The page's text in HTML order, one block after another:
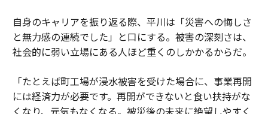
自身のキャリアを振り返る際、平川は「災害への悔しさ
と無力感の連続でした」と口にする。被害の深刻さは、
社会的に弱い立場にある人ほど重くのしかかるからだ。
「たとえば町工場が浸水被害を受けた場合に、事業再開
には経済力が必要です。再開ができないと食い扶持がな
くなり、元気もなくなる。被災後の未来に絶望しやすく